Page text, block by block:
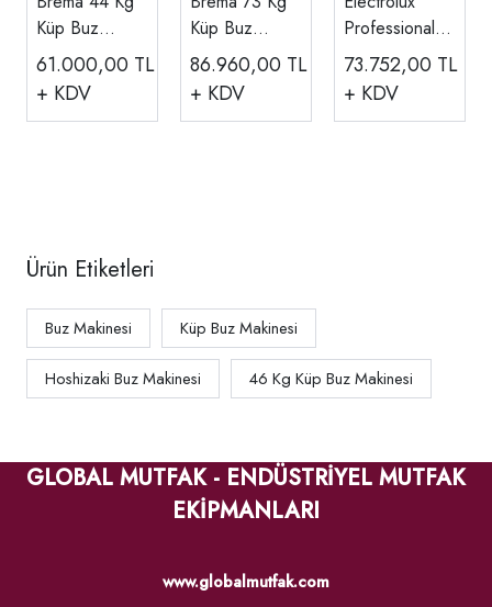
Küp Buz
Makinesi CB
416
61.000,00 TL
+ KDV
Küp Buz
Makinesi CB
640
86.960,00 TL
+ KDV
Professional
Küp Buz
Makinesi,
Kapasite 47
73.752,00 TL
+ KDV
Ürün Etiketleri
Buz Makinesi Küp Buz Makinesi
Hoshizaki Buz Makinesi 46 Kg Küp Buz Makinesi
GLOBAL MUTFAK - ENDÜSTRİYEL MUTFAK
EKİPMANLARI
www.globalmutfak.com